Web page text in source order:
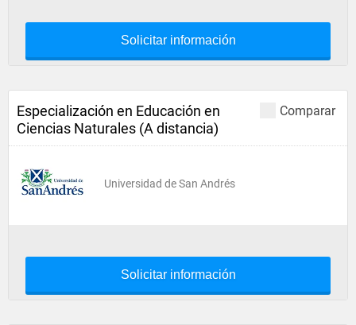
Solicitar información
Comparar
Especialización en Educación en
Ciencias Naturales (A distancia)
Universidad de San Andrés
Solicitar información